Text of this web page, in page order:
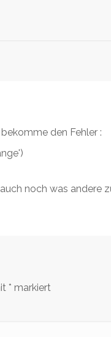
den Fehler :
noch was andere
* markiert